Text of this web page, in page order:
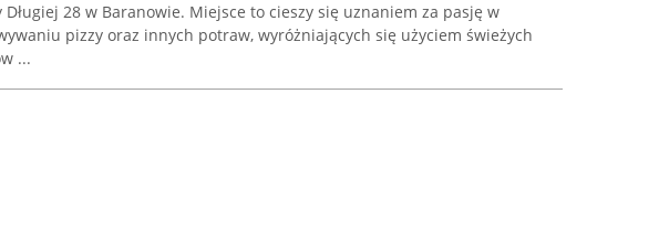
Długiej 28 w Baranowie. Miejsce to cieszy się uznaniem za pasję w
pizzy oraz innych potraw, wyróżniających się użyciem świeżych
...